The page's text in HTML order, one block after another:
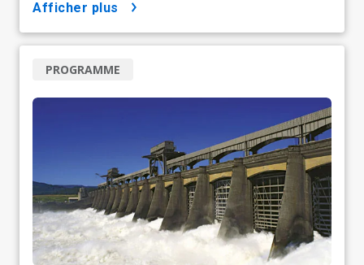
afficher plus
PROGRAMME